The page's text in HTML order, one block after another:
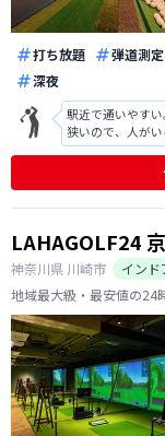
打ち放題 弾道測
深夜
駅近で通いやす
狭いので、人がい
LAHAGOLF24
神奈川県 川崎市
インド
地域最大級・最安値の24